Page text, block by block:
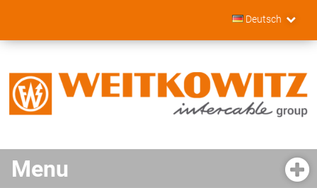
Deutsch